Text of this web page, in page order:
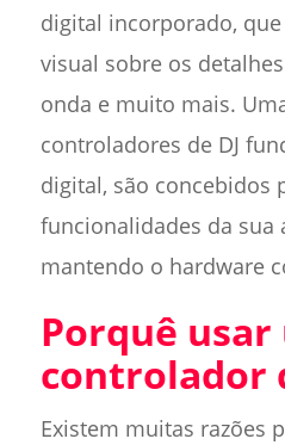
digital incorporado,
visual sobre os
onda e muito mais.
controladores de DJ
digital, são concebidos
funcionalidades da sua
mantendo o hardware
Porquê usar
controlador
Existem muitas razões